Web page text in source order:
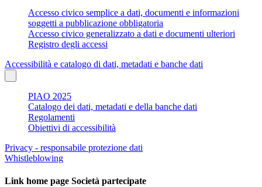
Accesso civico semplice a dati, documenti e informazioni
soggetti a pubblicazione obbligatoria
Accesso civico generalizzato a dati e documenti ulteriori
Registro degli accessi
Accessibilità e catalogo di dati, metadati e banche dati
PIAO 2025
Catalogo dei dati, metadati e della banche dati
Regolamenti
Obiettivi di accessibilità
Privacy - responsabile protezione dati
Whistleblowing
Link home page Società partecipate